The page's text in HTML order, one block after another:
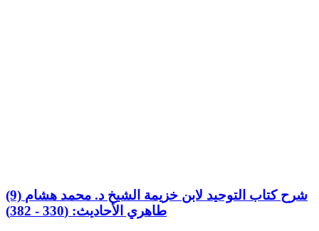
(9) شرح كتاب التوحيد لابن خزيمة الشيخ د. محمد هشام
طاهري الأحاديث: (330 - 382)